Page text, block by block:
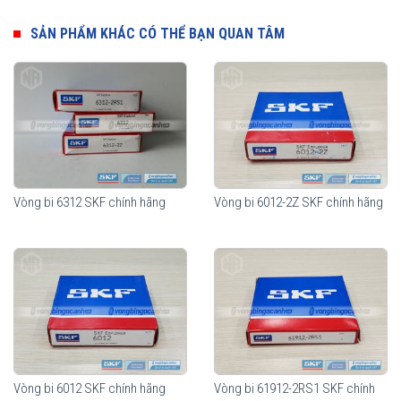
phí cho từng nhu cầu sử dụng của thiết bị.
Vòng bi SKF 6212 Không sử nắp chắn mỡ, thích hợp cho các môi
trường ngâm dầu.
SẢN PHẨM KHÁC CÓ THỂ BẠN QUAN TÂM
Vòng bi 6312 SKF chính hãng Vòng bi 6012-2Z SKF chính hãng
Vòng bi 6012 SKF chính hãng
Vòng bi 61912-2RS1 SKF chính